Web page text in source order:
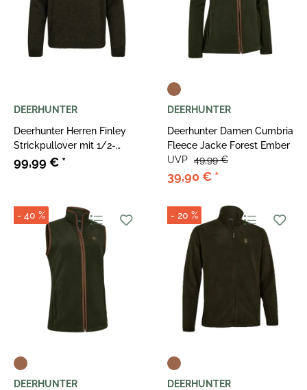
DEERHUNTER
Deerhunter Herren Finley
Strickpullover mit 1/2-
Reißverschluss
99,99 € *
DEERHUNTER
Deerhunter Damen Cumbria
Fleece Jacke Forest Ember
39,90 € *
UVP 49,99 €
- 40 %
DEERHUNTER
- 20 %
DEERHUNTER